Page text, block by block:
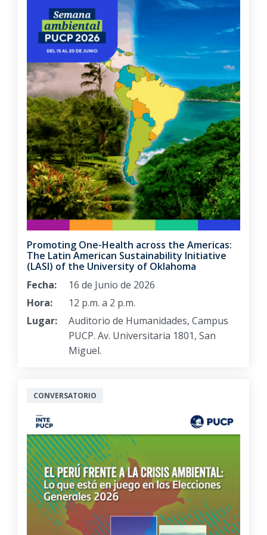
Promoting One-Health across the Americas:
The Latin American Sustainability Initiative
(LASI) of the University of Oklahoma
Fecha:
16 de Junio de 2026
Hora:
12 p.m. a 2 p.m.
Lugar:
Auditorio de Humanidades, Campus
PUCP. Av. Universitaria 1801, San
Miguel.
CONVERSATORIO